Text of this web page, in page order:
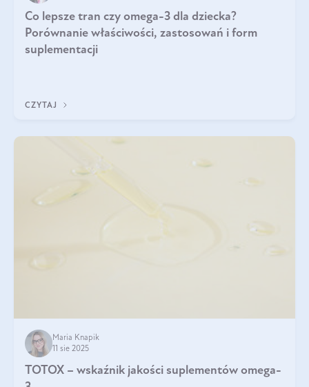
Co lepsze tran czy omega-3 dla dziecka?
Porównanie właściwości, zastosowań i form
suplementacji
CZYTAJ
Maria Knapik
11 sie 2025
TOTOX – wskaźnik jakości suplementów omega-